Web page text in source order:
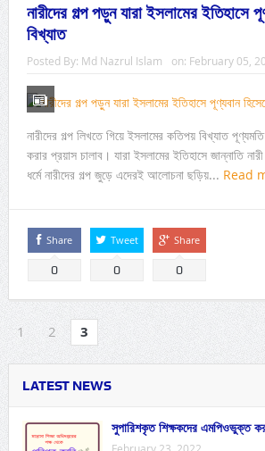
নারীদের গল্প পড়ুন যারা ইসলামের ইতিহাসে
বিখ্যাত
Posted By: Md Nazrul Islam on: February 05,
নারীদের গল্প লিখতে গিয়ে ইসলামের কতিপয় বিখ্যাত
করার প্রয়াস চালাব। যারা ইসলামের ইতিহাসে জান্নাতি
ধর্মে নারীদের গল্প জুড়ে এদেরই আলোচনা ছড়িয়... Read
Share
0
Tweet
0
Share
0
1 2 3
LATEST NEWS
সুপারিশকৃত শিক্ষকদের এমপিওভুক্ত
February 23, 2022